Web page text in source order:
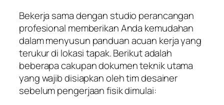
Bekerja sama dengan studio perancangan
profesional memberikan Anda kemudahan
dalam menyusun panduan acuan kerja yang
terukur di lokasi tapak. Berikut adalah
beberapa cakupan dokumen teknik utama
yang wajib disiapkan oleh tim desainer
sebelum pengerjaan fisik dimulai: